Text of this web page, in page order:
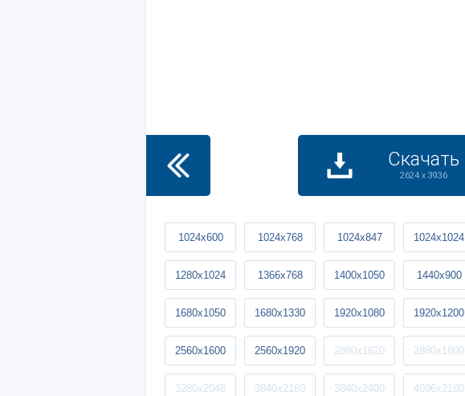
Скачать
2624 x 3936
1024x600 1024x768 1024x847 1024x1024
1280x1024 1366x768 1400x1050 1440x900
1680x1050 1680x1330 1920x1080 1920x1200
2560x1600 2560x1920 2880x1620 2880x1800
3280x2048 3840x2160 3840x2400 4096x2160